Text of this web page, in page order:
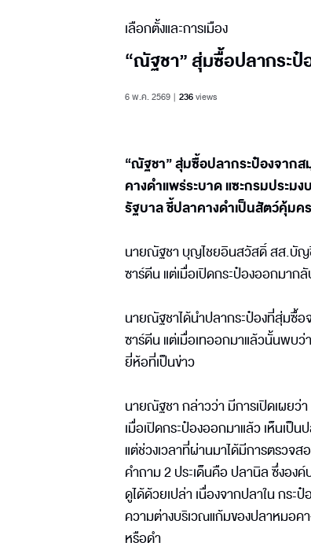
เลือกตั้งและการเมือง
“ณัฐชา” สุ่มซื้อปลากระป๋
6 พ.ค. 2569 236views
“ณัฐชา” สุ่มซื้อปลากระป๋องจากส
คางดำแพร่ระบาด แซะกรมประม
รัฐบาล ชี้ปลาคางดำเป็นสัตว์คุ้ม
นายณัฐชา บุญไชยอินสวัสดิ์ สส.บัญชี
ซาร์ดีน แต่เมื่อเปิดกระป๋องออกมา
นายณัฐชาได้นำปลากระป๋องที่สุ่มซื้อ
ซาร์ดีน แต่เมื่อเทออกมาแล้วนั้นพบ
ยี่ห้อที่เป็นข่าว
นายณัฐชา กล่าวว่า มีการเปิดเผยว่
เมื่อเปิดกระป๋องออกมาแล้ว เห็นเป็
แต่ช่วงเวลาที่ผ่านมาได้มีการตรวจ
คำถาม 2 ประเด็นคือ ปลานิล ซึ่งอง
ดูได้ด้วยเปล่า เนื่องจากปลาใน กร
ความต่างบริเวณแก้มของปลาหมอค
หรือดำ